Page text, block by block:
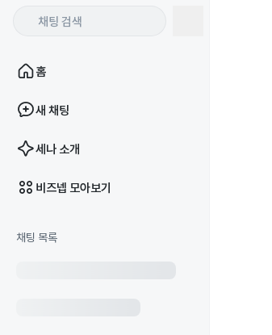
홈
새 채팅
세나 소개
비즈넵 모아보기
채팅 목록